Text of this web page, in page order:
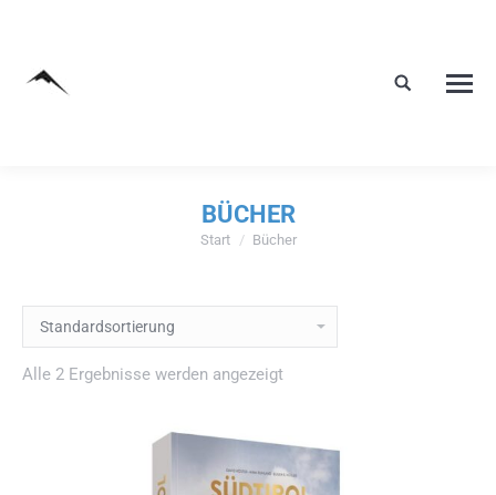
BÜCHER
Sie befinden sich hier:
Start Bücher
Alle 2 Ergebnisse werden angezeigt